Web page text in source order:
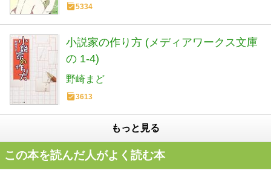
5334
小説家の作り方 (メディアワークス文庫
の 1-4)
野崎まど
3613
もっと見る
この本を読んだ人がよく読む本